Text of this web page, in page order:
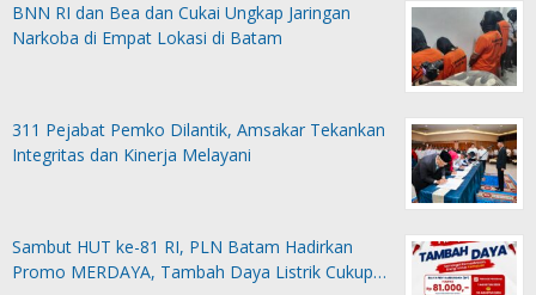
BNN RI dan Bea dan Cukai Ungkap Jaringan
Narkoba di Empat Lokasi di Batam
311 Pejabat Pemko Dilantik, Amsakar Tekankan
Integritas dan Kinerja Melayani
Sambut HUT ke-81 RI, PLN Batam Hadirkan
Promo MERDAYA, Tambah Daya Listrik Cukup…